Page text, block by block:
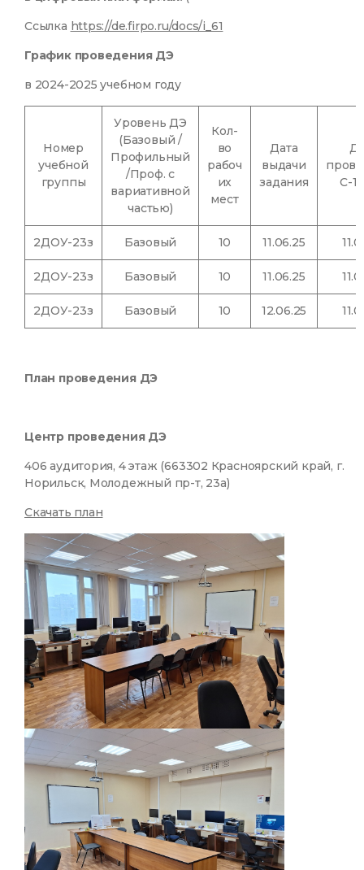
Ссылка https://de.firpo.ru/docs/i_61
График проведения ДЭ
в 2024-2025 учебном году
Номер
учебной
группы
Уровень ДЭ
(Базовый /
Профильный
/Проф. с
вариативной
частью)
Кол-
во
рабоч
их
мест
Дата
выдачи
задания
С-1
2ДОУ-23з Базовый 10 11.06.25
2ДОУ-23з Базовый 10 11.06.25
2ДОУ-23з Базовый 10 12.06.25
План проведения ДЭ
Центр проведения ДЭ
406 аудитория, 4 этаж (663302 Красноярский край, г.
Норильск, Молодежный пр-т, 23а)
Скачать план